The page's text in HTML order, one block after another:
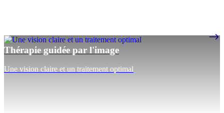
Thérapie guidée par l'image
Une vision claire et un traitement optimal